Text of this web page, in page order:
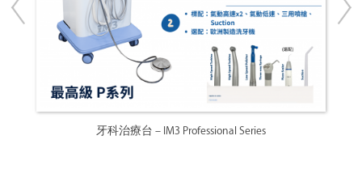
牙科治療台 – IM3 Professional Series